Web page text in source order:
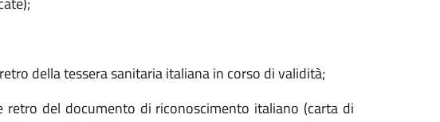
della tessera sanitaria italiana in corso di validità;
retro del documento di riconoscimento italiano (carta di